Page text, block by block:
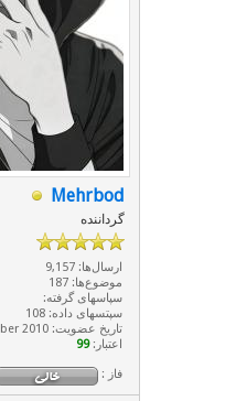
Mehrbod
گرداننده
ارسال‌ها: 9,157
موضوع‌ها: 187
سپاسهای گرفته:
سپتسهای داده: 108
تاریخ عضویت: October 2010
اعتبار:99
فاز :